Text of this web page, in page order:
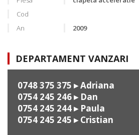
Cod
An
2009
DEPARTAMENT VANZARI
0748 375 375 ▸ Adriana
0754 245 246▸ Dan
0754 245 244▸ Paula
0754 245 245 ▸ Cristian